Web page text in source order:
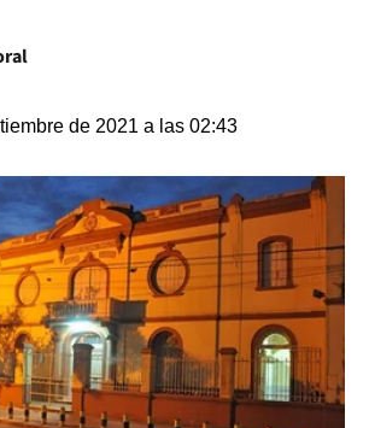
de 2021 a las 02:43